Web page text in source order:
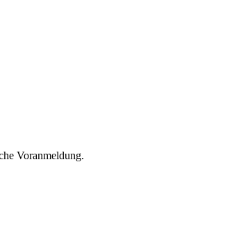
Voranmeldung.